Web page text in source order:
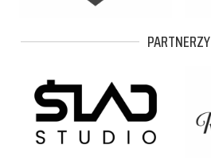
PARTNERZY